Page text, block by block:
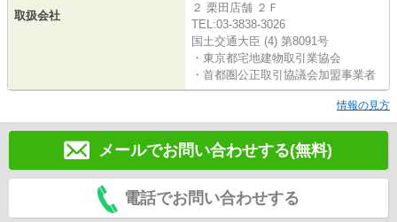
取扱会社
２ 栗田店舗 ２Ｆ
TEL:03-3838-3026
国土交通大臣 (4) 第8091号
・東京都宅地建物取引業協会
・首都圏公正取引協議会加盟事業者
情報の見方
メールでお問い合わせする(無料)
電話でお問い合わせする